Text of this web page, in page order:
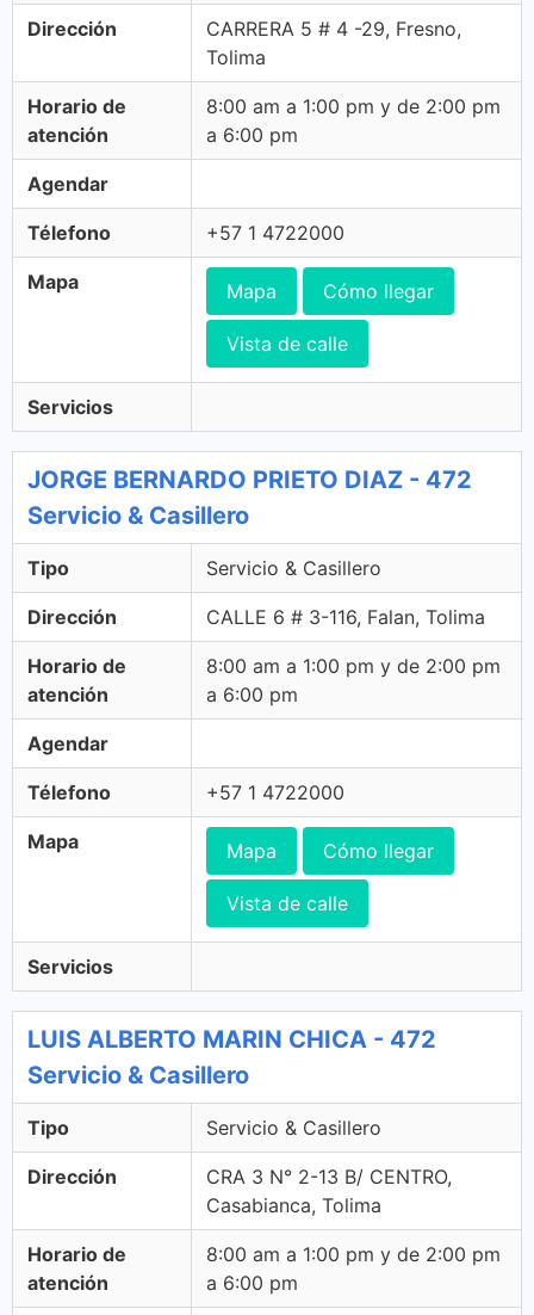
Dirección
CARRERA 5 # 4 -29, Fresno,
Tolima
Horario de
atención
8:00 am a 1:00 pm y de 2:00 pm
a 6:00 pm
Agendar
Télefono +57 1 4722000
Mapa Mapa Cómo llegar
Vista de calle
Servicios
JORGE BERNARDO PRIETO DIAZ - 472
Servicio & Casillero
Tipo Servicio & Casillero
Dirección CALLE 6 # 3-116, Falan, Tolima
Horario de
atención
8:00 am a 1:00 pm y de 2:00 pm
a 6:00 pm
Agendar
Télefono +57 1 4722000
Mapa Mapa Cómo llegar
Vista de calle
Servicios
LUIS ALBERTO MARIN CHICA - 472
Servicio & Casillero
Tipo Servicio & Casillero
Dirección
CRA 3 N° 2-13 B/ CENTRO,
Casabianca, Tolima
Horario de
atención
8:00 am a 1:00 pm y de 2:00 pm
a 6:00 pm